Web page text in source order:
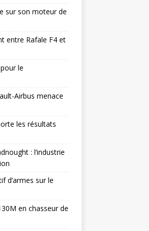
sur son moteur de
entre Rafale F4 et
le
Airbus menace
les résultats
: l’industrie
d’armes sur le
en chasseur de